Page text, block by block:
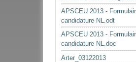
APSCEU 2013 -
candidature NL.odt
APSCEU 2013 -
candidature NL.doc
Arter_03122013